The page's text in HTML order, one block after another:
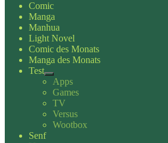
Comic
Manga
Manhua
Light Novel
Comic des Monats
Manga des Monats
Test
Apps
Games
TV
Versus
Wootbox
Senf